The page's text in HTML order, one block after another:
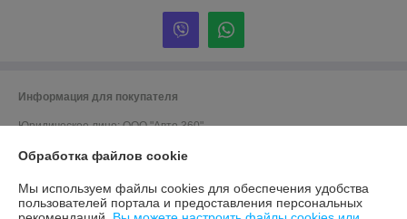
Информация для покупателя
Юридическое лицо:ООО "Авто 360"
Регистрационный номер ЕГР: 191635176
УНП: 191635176
Обработка файлов cookie
Мы используем файлы cookies для обеспечения удобства
пользователей портала и предоставления персональных